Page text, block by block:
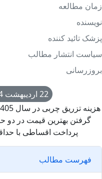
زمان مطالعه
نویسنده
پزشک تائید کننده
سیاست انتشار مطالب
بروزرسانی
22 اردیبهشت 1404
گرفتن بهترین قیمت در دو
پرداخت اقساطی با
فهرست مطالب